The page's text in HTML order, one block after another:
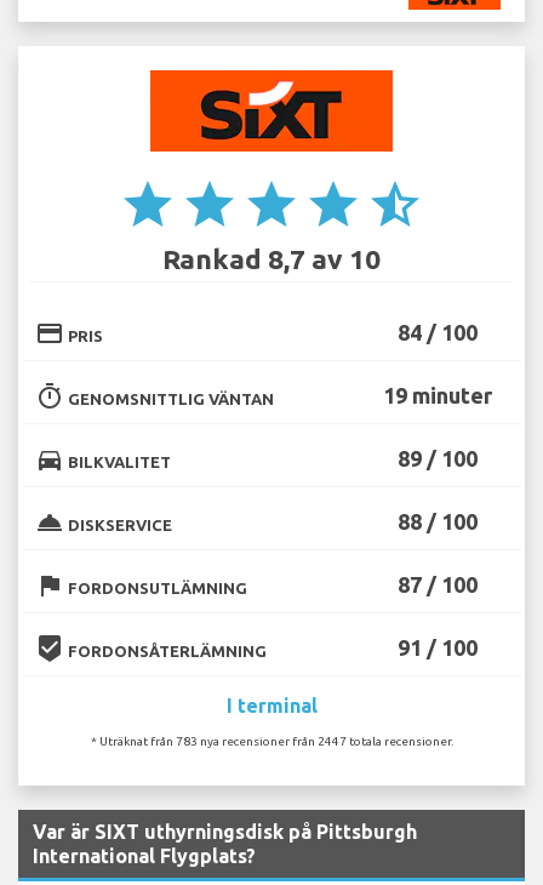
star star star star star_half
Rankad 8,7 av 10
credit_card PRIS 84 / 100
timer GENOMSNITTLIG VÄNTAN 19 minuter
directions_car BILKVALITET 89 / 100
room_service DISKSERVICE 88 / 100
flag FORDONSUTLÄMNING 87 / 100
beenhere FORDONSÅTERLÄMNING 91 / 100
I terminal
* Uträknat från 783 nya recensioner från 2447 totala recensioner.
Var är SIXT uthyrningsdisk på Pittsburgh
International Flygplats?